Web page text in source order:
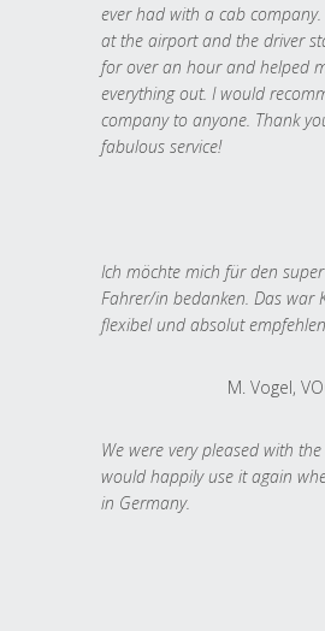
ever had with a cab
at the airport and the driver
for over an hour and helped
everything out. I would
company to anyone. Thank
fabulous service!
Ich möchte mich für den
Fahrer/in bedanken. Das war
flexibel und absolut
M. Vogel,
We were very pleased with
would happily use it again
in Germany.